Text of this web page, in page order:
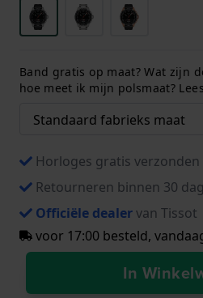
Band gratis op maat? Wat zijn
hoe meet ik mijn polsmaat?
Horloges gratis verzonden
Retourneren binnen 30
Officiële dealervan Tissot
voor 17:00 besteld,
In